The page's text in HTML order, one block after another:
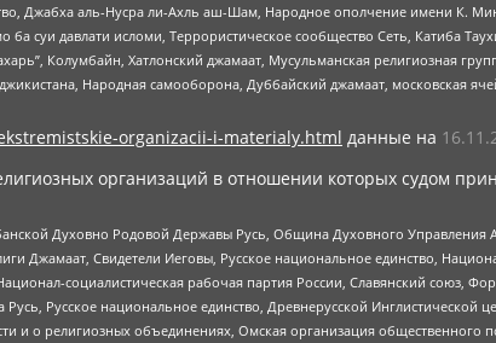
Джабха аль-Нусра ли-Ахль аш-Шам, Народное ополчение имени К.
суи давлати исломи, Террористическое сообщество Сеть, Катиба
Колумбайн, Хатлонский джамаат, Мусульманская религиозная
Народная самооборона, Дуббайский джамаат, московская
organizacii-i-materialy.html данные на
организаций в отношении которых судом
Духовно Родовой Державы Русь, Община Духовного
Джамаат, Свидетели Иеговы, Русское национальное единство,
социалистическая рабочая партия России, Славянский союз,
Русское национальное единство, Древнерусской
и о религиозных объединениях, Омская организация общественного